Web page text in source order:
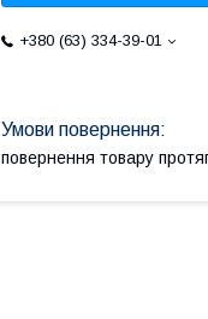
+380 (63) 334-39-01
повернення товару